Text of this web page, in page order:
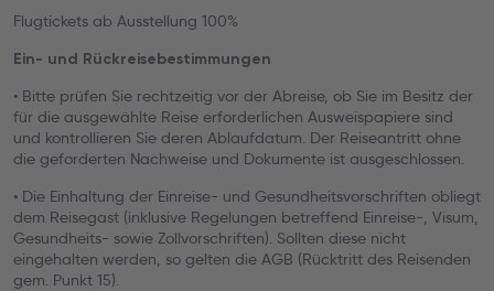
Flugtickets ab Ausstellung 100%
Ein- und Rückreisebestimmungen
• Bitte prüfen Sie rechtzeitig vor der Abreise, ob Sie im Besitz der
für die ausgewählte Reise erforderlichen Ausweispapiere sind
und kontrollieren Sie deren Ablaufdatum. Der Reiseantritt ohne
die geforderten Nachweise und Dokumente ist ausgeschlossen.
• Die Einhaltung der Einreise- und Gesundheitsvorschriften obliegt
dem Reisegast (inklusive Regelungen betreffend Einreise-, Visum,
Gesundheits- sowie Zollvorschriften). Sollten diese nicht
eingehalten werden, so gelten die AGB (Rücktritt des Reisenden
gem. Punkt 15).